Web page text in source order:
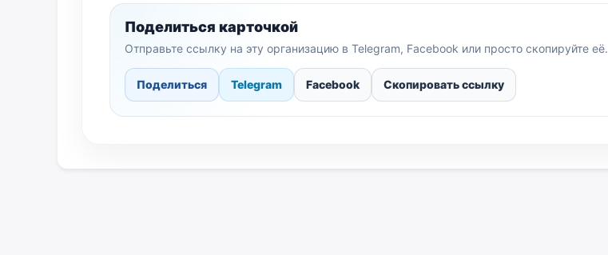
Поделиться карточкой
Отправьте ссылку на эту организацию в Telegram, Facebook или просто скопируйте её.
Поделиться Telegram Facebook Скопировать ссылку